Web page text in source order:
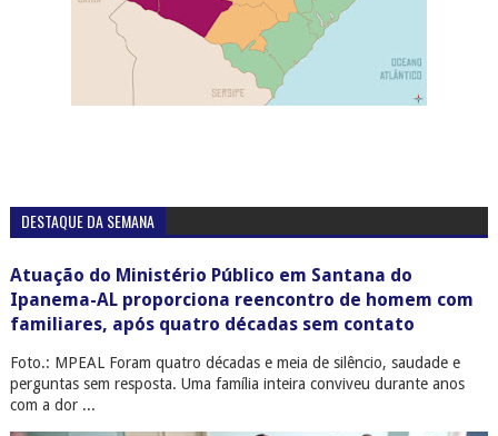
DESTAQUE DA SEMANA
Atuação do Ministério Público em Santana do
Ipanema-AL proporciona reencontro de homem com
familiares, após quatro décadas sem contato
Foto.: MPEAL Foram quatro décadas e meia de silêncio, saudade e
perguntas sem resposta. Uma família inteira conviveu durante anos
com a dor ...